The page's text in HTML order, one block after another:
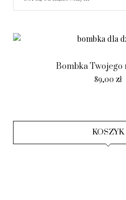
Bombka Twojego
89,00 zł
KOSZYK